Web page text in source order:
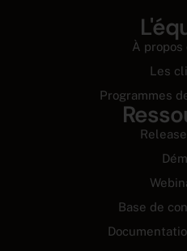
À propos
Les
Programmes
Base de